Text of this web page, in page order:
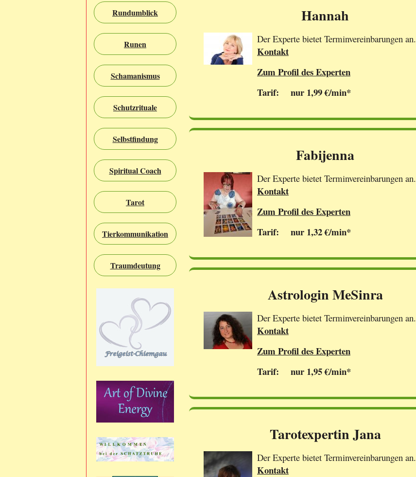
Rundumblick
Runen
Schamanismus
Schutzrituale
Selbstfindung
Spiritual Coach
Tarot
Tierkommunikation
Traumdeutung
Hannah
Der Experte bietet Terminvereinbarungen an.
Kontakt
Zum Profil des Experten
Tarif: nur 1,99 €/min*
Fabijenna
Der Experte bietet Terminvereinbarungen an.
Kontakt
Zum Profil des Experten
Tarif: nur 1,32 €/min*
Astrologin MeSinra
Der Experte bietet Terminvereinbarungen an.
Kontakt
Zum Profil des Experten
Tarif: nur 1,95 €/min*
Tarotexpertin Jana
Der Experte bietet Terminvereinbarungen an.
Kontakt